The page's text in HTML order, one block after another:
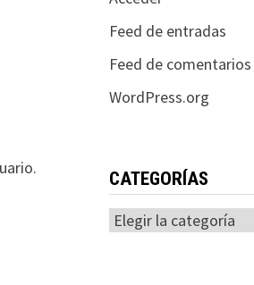
Feed de entradas
Feed de comentarios
WordPress.org
CATEGORÍAS
Categorías